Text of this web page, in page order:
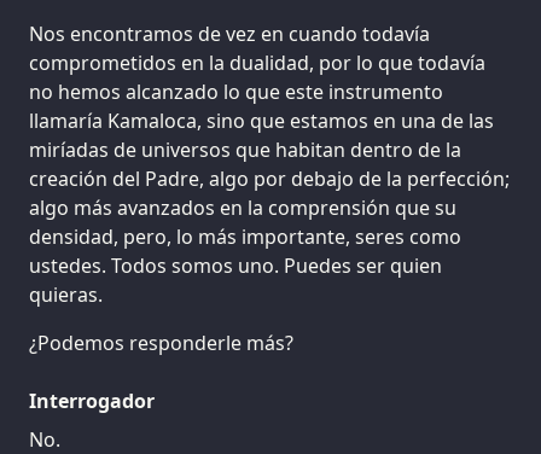
Nos encontramos de vez en cuando todavía
comprometidos en la dualidad, por lo que todavía
no hemos alcanzado lo que este instrumento
llamaría Kamaloca, sino que estamos en una de las
miríadas de universos que habitan dentro de la
creación del Padre, algo por debajo de la perfección;
algo más avanzados en la comprensión que su
densidad, pero, lo más importante, seres como
ustedes. Todos somos uno. Puedes ser quien
quieras.
¿Podemos responderle más?
Interrogador
No.